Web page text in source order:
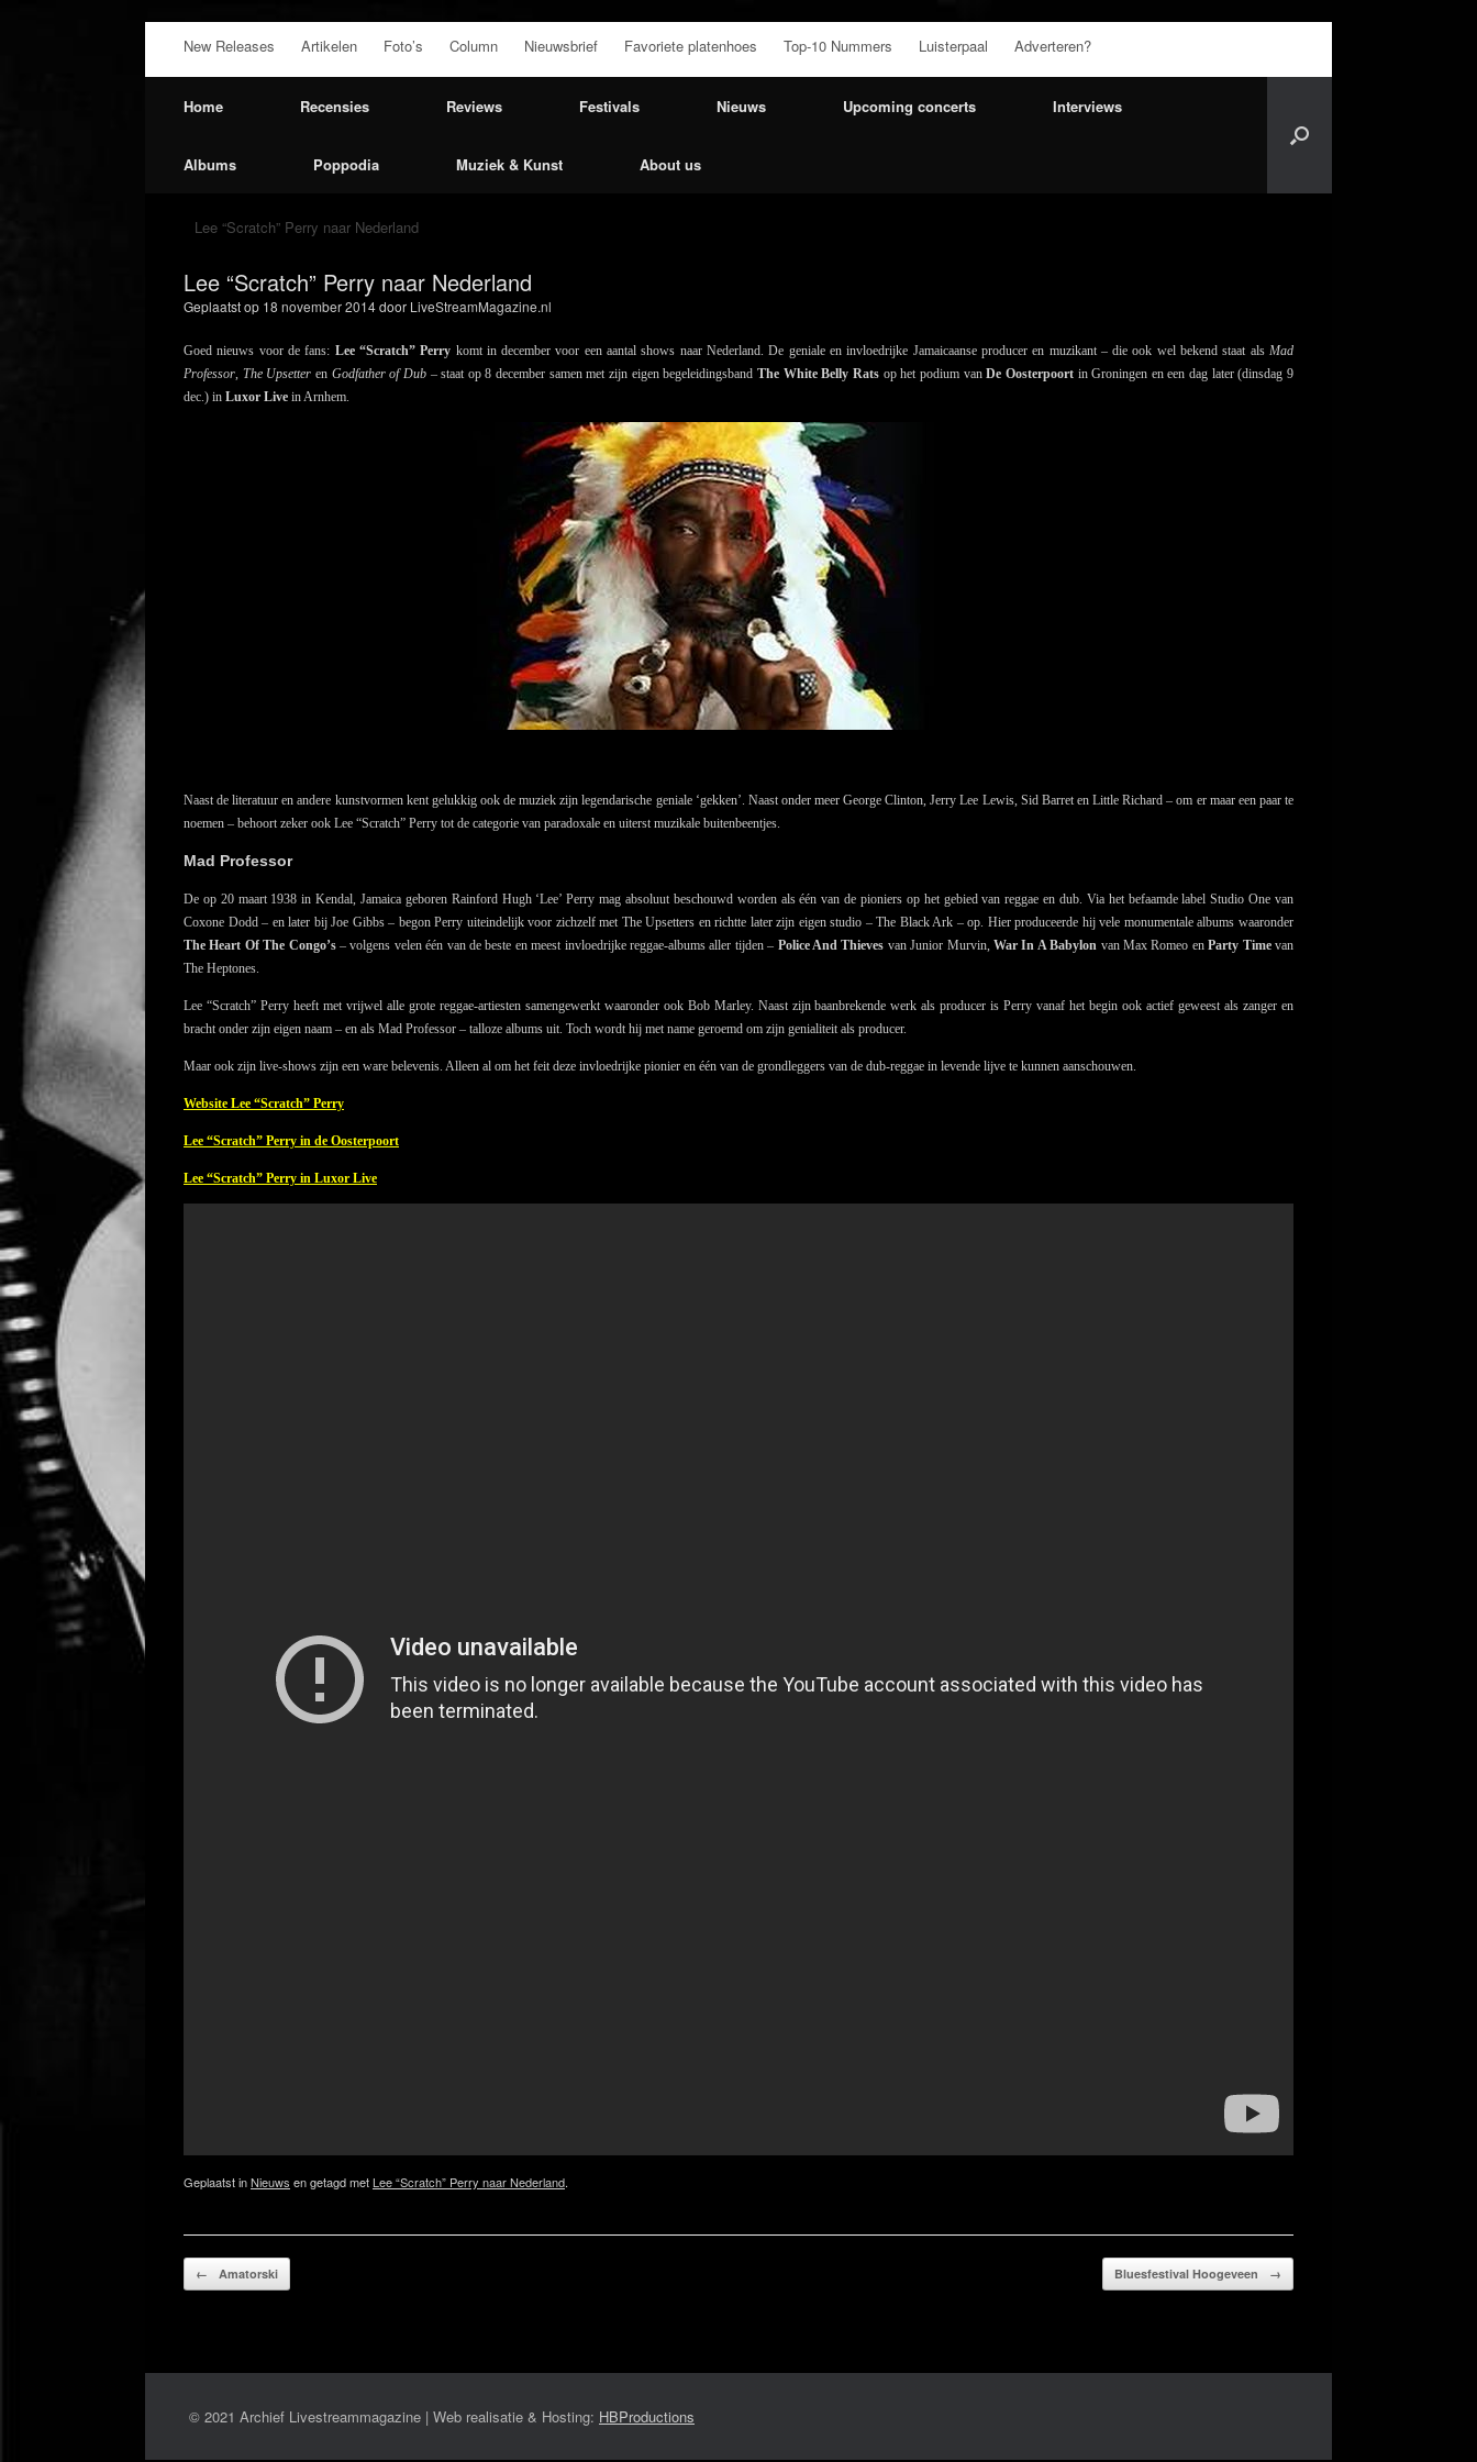
de
New Releases Artikelen Foto’s Column Nieuwsbrief Favoriete platenhoes Top-10 Nummers Luisterpaal Adverteren?
Home Recensies Reviews Festivals Nieuws Upcoming concerts Interviews
Albums Poppodia Muziek & Kunst About us
Lee “Scratch” Perry naar Nederland
Lee “Scratch” Perry naar Nederland
Geplaatst op 18 november 2014door LiveStreamMagazine.nl
Goed nieuws voor de fans: Lee “Scratch” Perry komt in december voor een aantal shows naar Nederland. De geniale en invloedrijke Jamaicaanse producer en muzikant – die ook wel bekend staat als Mad
Professor The Upsetter en Godfather of Dub– staat op 8 december samen met zijn eigen begeleidingsbandThe White Belly Ratsop het podium vanDe Oosterpoortin Groningen en een dag later (dinsdag 9
dec.) in Luxor Live in Arnhem.
Naast de literatuur en andere kunstvormen kent gelukkig ook de muziek zijn legendarische geniale ‘gekken’. Naast onder meer George Clinton, Jerry Lee Lewis, Sid Barret en Little Richard – om er maar een paar te
noemen – behoort zeker ook Lee “Scratch” Perry tot de categorie van paradoxale en uiterst muzikale buitenbeentjes.
Mad Professor
De op 20 maart 1938 in Kendal, Jamaica geboren Rainford Hugh ‘Lee’ Perry mag absoluut beschouwd worden als één van de pioniers op het gebied van reggae en dub. Via het befaamde label Studio One van
Coxone Dodd – en later bij Joe Gibbs – begon Perry uiteindelijk voor zichzelf met The Upsetters en richtte later zijn eigen studio – The Black Ark – op. Hier produceerde hij vele monumentale albums waaronder
The Heart Of The Congo’s– volgens velen één van de beste en meest invloedrijke reggae-albums aller tijden – Police And Thieves van Junior Murvin,War In A Babylon van Max Romeo enParty Timevan
The Heptones.
Lee “Scratch” Perry heeft met vrijwel alle grote reggae-artiesten samengewerkt waaronder ook Bob Marley. Naast zijn baanbrekende werk als producer is Perry vanaf het begin ook actief geweest als zanger en
bracht onder zijn eigen naam – en als Mad Professor – talloze albums uit. Toch wordt hij met name geroemd om zijn genialiteit als producer.
Maar ook zijn live-shows zijn een ware belevenis. Alleen al om het feit deze invloedrijke pionier en één van de grondleggers van de dub-reggae in levende lijve te kunnen aanschouwen.
Website Lee “Scratch” Perry
Lee “Scratch” Perry in de Oosterpoort
Lee “Scratch” Perry in Luxor Live
Geplaatst inNieuws en getagd metLee “Scratch” Perry naar Nederland.
Bericht navigatie
← Amatorski Bluesfestival Hoogeveen →
© 2021 Archief Livestreammagazine | Web realisatie & Hosting: HBProductions